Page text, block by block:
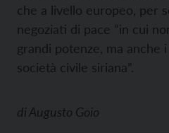
che a livello europeo, per
negoziati di pace “in cui
grandi potenze, ma anche
società civile siriana”.
diAugusto Goio